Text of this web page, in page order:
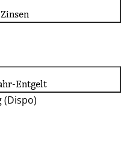
Entgelt
(Dispo)